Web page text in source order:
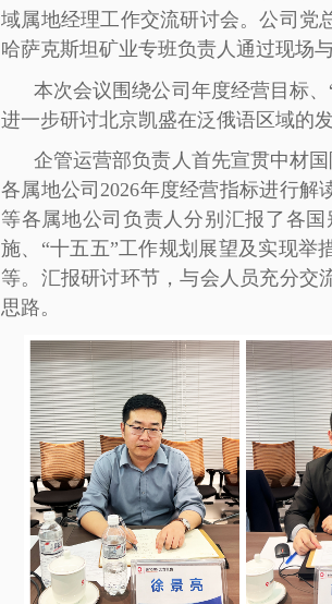
域属地经理工作交流研讨会。公司党
哈萨克斯坦矿业专班负责人通过现场
本次会议围绕公司年度经营目标
进一步研讨北京凯盛在泛俄语区域的发
企管运营部负责人首先宣贯中材
各属地公司2026年度经营指标进行
等各属地公司负责人分别汇报了各
施、“十五五”工作规划展望及实现举
等。汇报研讨环节，与会人员充分交
思路。